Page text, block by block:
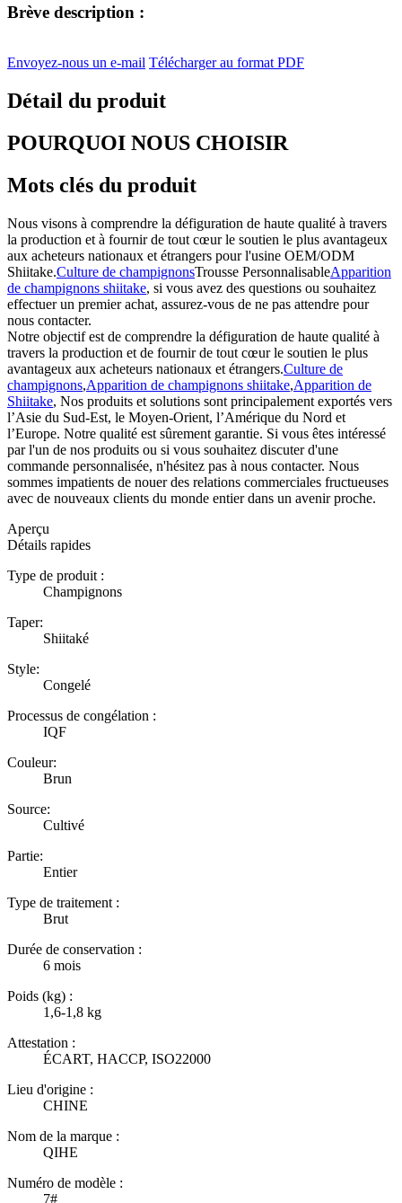
Brève description :
Envoyez-nous un e-mail Télécharger au format PDF
Détail du produit
POURQUOI NOUS CHOISIR
Mots clés du produit
Nous visons à comprendre la défiguration de haute qualité à travers
la production et à fournir de tout cœur le soutien le plus avantageux
aux acheteurs nationaux et étrangers pour l'usine OEM/ODM
Shiitake.Culture de champignonsTrousse PersonnalisableApparition
de champignons shiitake, si vous avez des questions ou souhaitez
effectuer un premier achat, assurez-vous de ne pas attendre pour
nous contacter.
Notre objectif est de comprendre la défiguration de haute qualité à
travers la production et de fournir de tout cœur le soutien le plus
avantageux aux acheteurs nationaux et étrangers.Culture de
champignons,Apparition de champignons shiitake,Apparition de
Shiitake, Nos produits et solutions sont principalement exportés vers
l’Asie du Sud-Est, le Moyen-Orient, l’Amérique du Nord et
l’Europe. Notre qualité est sûrement garantie. Si vous êtes intéressé
par l'un de nos produits ou si vous souhaitez discuter d'une
commande personnalisée, n'hésitez pas à nous contacter. Nous
sommes impatients de nouer des relations commerciales fructueuses
avec de nouveaux clients du monde entier dans un avenir proche.
Aperçu
Détails rapides
Type de produit :
Champignons
Taper:
Shiitaké
Style:
Congelé
Processus de congélation :
IQF
Couleur:
Brun
Source:
Cultivé
Partie:
Entier
Type de traitement :
Brut
Durée de conservation :
6 mois
Poids (kg) :
1,6-1,8 kg
Attestation :
ÉCART, HACCP, ISO22000
Lieu d'origine :
CHINE
Nom de la marque :
QIHE
Numéro de modèle :
7#